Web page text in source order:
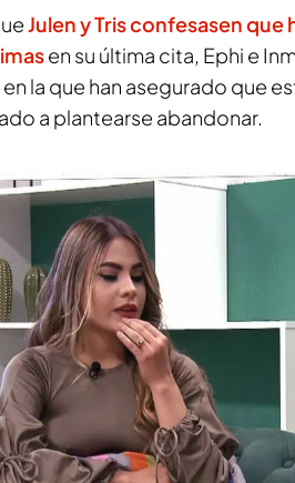
Julen y Tris confesasen
en su última cita, Ephi e
la que han asegurado que
a plantearse abandonar.